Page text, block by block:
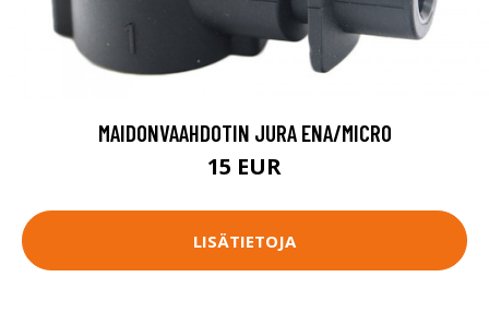
MAIDONVAAHDOTIN JURA ENA/MICRO
15 EUR
LISÄTIETOJA